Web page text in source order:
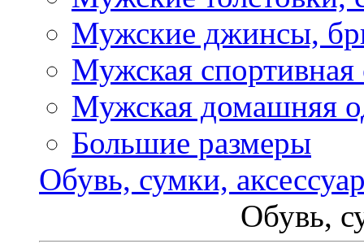
Мужские джинсы,
Мужская спортивная
Мужская домашняя
Большие размеры
Обувь, сумки,
Обувь,